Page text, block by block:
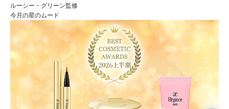
ルーシー・グリーン監修
今月の星のムード